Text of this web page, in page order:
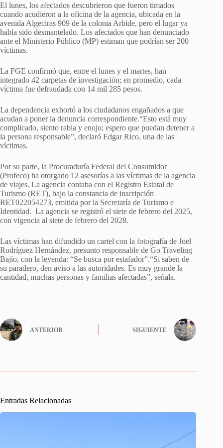
El lunes, los afectados descubrieron que fueron timados
cuando acudieron a la oficina de la agencia, ubicada en la
avenida Algeciras 909 de la colonia Arbide, pero el lugar ya
había sido desmantelado. Los afectados que han denunciado
ante el Ministerio Público (MP) estiman que podrían ser 200
víctimas.
La FGE confirmó que, entre el lunes y el martes, han
integrado 42 carpetas de investigación; en promedio, cada
víctima fue defraudada con 14 mil 285 pesos.
La dependencia exhortó a los ciudadanos engañados a que
acudan a poner la denuncia correspondiente.“Esto está muy
complicado, siento rabia y enojo; espero que puedan detener a
la persona responsable”, declaró Edgar Rico, una de las
víctimas.
Por su parte, la Procuraduría Federal del Consumidor
(Profeco) ha otorgado 12 asesorías a las víctimas de la agencia
de viajes. La agencia contaba con el Registro Estatal de
Turismo (RET), bajo la constancia de inscripción
RET022054273, emitida por la Secretaría de Turismo e
Identidad. La agencia se registró el siete de febrero del 2025,
con vigencia al siete de febrero del 2028.
Las víctimas han difundido un cartel con la fotografía de Joel
Rodríguez Hernández, presunto responsable de Go Traveling
Bajío, con la leyenda: “Se busca por estafador”.“Si saben de
su paradero, den aviso a las autoridades. Es muy grande la
cantidad, muchas personas y familias afectadas”, señala.
ANTERIOR SIGUIENTE
Entradas Relacionadas